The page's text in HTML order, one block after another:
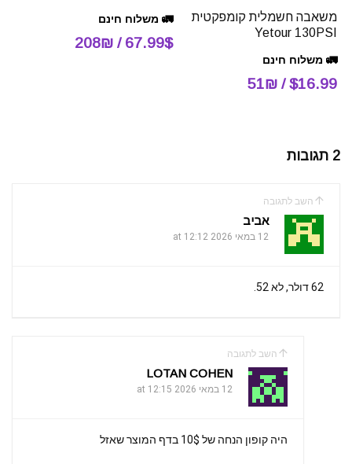
משאבה חשמלית קומפקטית
Yetour 130PSI
🚛 משלוח חינם
$16.99 / 51₪
🚛 משלוח חינם
67.99$ / 208₪
2 תגובות
השב לתגובה
אביב
12 במאי 2026 at 12:12
62 דולר, לא 52.
השב לתגובה
LOTAN COHEN
12 במאי 2026 at 12:15
היה קופון הנחה של 10$ בדף המוצר שאזל